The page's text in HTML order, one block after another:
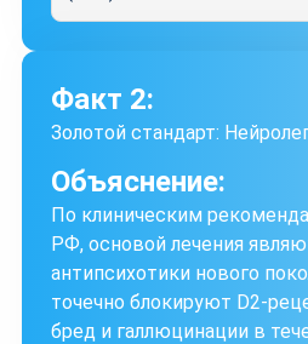
Факт 2:
Золотой стандарт:
Объяснение:
По клиническим
РФ, основой лечения
антипсихотики нового
точечно блокируют D2-
бред и галлюцинации в